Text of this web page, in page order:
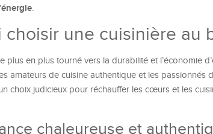
.
choisir une cuisinière au
plus en plus tourné vers la durabilité et l’économie
amateurs de cuisine authentique et les passionnés
choix judicieux pour réchauffer les cœurs et les
chaleureuse et